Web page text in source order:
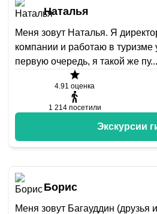
Наталья
Меня зовут Наталья. Я
компании и работаю в туризме
первую очередь, я такой же пу...
4.91 оценка
1 214 посетили
Экскурсии
Борис
Меня зовут Багауддин (друзья